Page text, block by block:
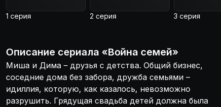
1 серия 2 серия 3 серия
Описание сериала «Война семей»
Миша и Дима – друзья с детства. Общий бизнес,
соседние дома без забора, дружба семьями –
идиллия, которую, как казалось, невозможно
разрушить. Грядущая свадьба детей должна была